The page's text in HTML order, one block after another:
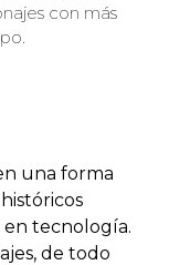
con más
una forma
tecnología.
de todo